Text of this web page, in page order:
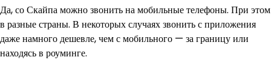
Да, со Скайпа можно звонить на мобильные телефоны. При этом
в разные страны. В некоторых случаях звонить с приложения
даже намного дешевле, чем с мобильного — за границу или
находясь в роуминге.